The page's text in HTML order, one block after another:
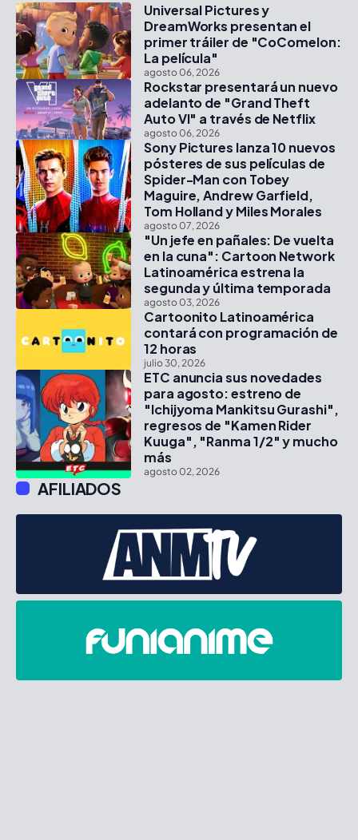
Universal Pictures y
DreamWorks presentan el
primer tráiler de "CoComelon:
La película"
agosto 06, 2026
Rockstar presentará un nuevo
adelanto de "Grand Theft
Auto VI" a través de Netflix
agosto 06, 2026
Sony Pictures lanza 10 nuevos
pósteres de sus películas de
Spider-Man con Tobey
Maguire, Andrew Garfield,
Tom Holland y Miles Morales
agosto 07, 2026
"Un jefe en pañales: De vuelta
en la cuna": Cartoon Network
Latinoamérica estrena la
segunda y última temporada
agosto 03, 2026
Cartoonito Latinoamérica
contará con programación de
12 horas
julio 30, 2026
ETC anuncia sus novedades
para agosto: estreno de
"Ichijyoma Mankitsu Gurashi",
regresos de "Kamen Rider
Kuuga", "Ranma 1/2" y mucho
más
agosto 02, 2026
AFILIADOS